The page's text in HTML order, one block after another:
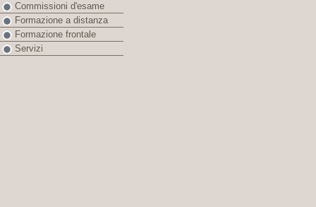
Commissioni d'esame
Formazione a distanza
Formazione frontale
Servizi